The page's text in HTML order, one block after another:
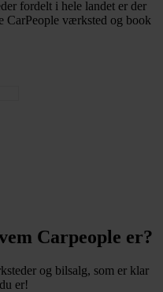
fordelt i hele landet er der
CarPeople værksted og book
Carpeople er?
og bilsalg, som er klar
er!